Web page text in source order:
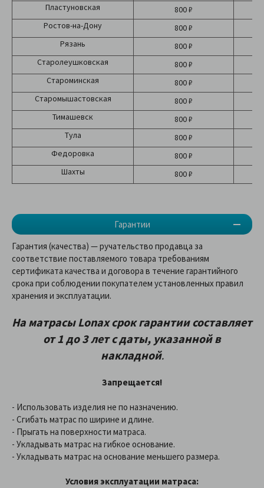
Гарантии
Пластуновская
800 ₽
Ростов-на-Дону
800 ₽
Рязань
800 ₽
Старолеушковская
800 ₽
Староминская
800 ₽
Старомышастовская
800 ₽
Тимашевск
800 ₽
Тула
800 ₽
Федоровка
800 ₽
Шахты
800 ₽
Гарантия (качества) — ручательство продавца за
соответствие поставляемого товара требованиям
сертификата качества и договора в течение гарантийного
срока при соблюдении покупателем установленных правил
хранения и эксплуатации.
На матрасыLonaxсрок гарантии составляет
от 1 до 3 летс даты, указанной в
накладной.
Запрещается!
- Использовать изделия не по назначению.
- Сгибать матрас по ширине и длине.
- Прыгать на поверхности матраса.
- Укладывать матрас на гибкое основание.
- Укладывать матрас на основание меньшего размера.
Условия эксплуатации матраса: